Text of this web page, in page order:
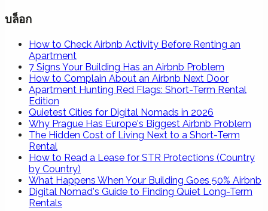
บล็อก
How to Check Airbnb Activity Before Renting an
Apartment
7 Signs Your Building Has an Airbnb Problem
How to Complain About an Airbnb Next Door
Apartment Hunting Red Flags: Short-Term Rental
Edition
Quietest Cities for Digital Nomads in 2026
Why Prague Has Europe's Biggest Airbnb Problem
The Hidden Cost of Living Next to a Short-Term
Rental
How to Read a Lease for STR Protections (Country
by Country)
What Happens When Your Building Goes 50% Airbnb
Digital Nomad's Guide to Finding Quiet Long-Term
Rentals